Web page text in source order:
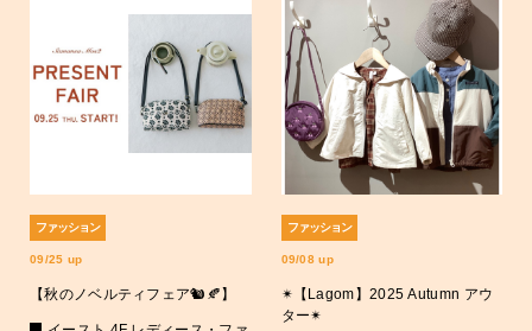
ファッション
09/25 up
【秋のノベルティフェア🐿️🍂】
ファッション
09/08 up
✴︎【Lagom】2025 Autumn アウ
ター✴︎